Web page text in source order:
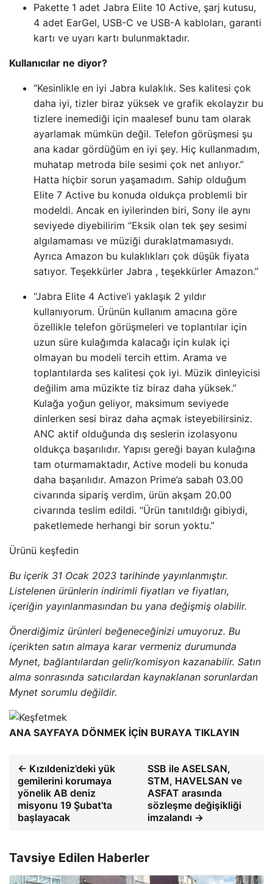
Pakette 1 adet Jabra Elite 10 Active, şarj kutusu,
4 adet EarGel, USB-C ve USB-A kabloları, garanti
kartı ve uyarı kartı bulunmaktadır.
Kullanıcılar ne diyor?
“Kesinlikle en iyi Jabra kulaklık. Ses kalitesi çok
daha iyi, tizler biraz yüksek ve grafik ekolayzır bu
tizlere inemediği için maalesef bunu tam olarak
ayarlamak mümkün değil. Telefon görüşmesi şu
ana kadar gördüğüm en iyi şey. Hiç kullanmadım,
muhatap metroda bile sesimi çok net anlıyor.”
Hatta hiçbir sorun yaşamadım. Sahip olduğum
Elite 7 Active bu konuda oldukça problemli bir
modeldi. Ancak en iyilerinden biri, Sony ile aynı
seviyede diyebilirim “Eksik olan tek şey sesimi
algılamaması ve müziği duraklatmamasıydı.
Ayrıca Amazon bu kulaklıkları çok düşük fiyata
satıyor. Teşekkürler Jabra , teşekkürler Amazon.”
“Jabra Elite 4 Active’i yaklaşık 2 yıldır
kullanıyorum. Ürünün kullanım amacına göre
özellikle telefon görüşmeleri ve toplantılar için
uzun süre kulağımda kalacağı için kulak içi
olmayan bu modeli tercih ettim. Arama ve
toplantılarda ses kalitesi çok iyi. Müzik dinleyicisi
değilim ama müzikte tiz biraz daha yüksek.”
Kulağa yoğun geliyor, maksimum seviyede
dinlerken sesi biraz daha açmak isteyebilirsiniz.
ANC aktif olduğunda dış seslerin izolasyonu
oldukça başarılıdır. Yapısı gereği bayan kulağına
tam oturmamaktadır, Active modeli bu konuda
daha başarılıdır. Amazon Prime’a sabah 03.00
civarında sipariş verdim, ürün akşam 20.00
civarında teslim edildi. “Ürün tanıtıldığı gibiydi,
paketlemede herhangi bir sorun yoktu.”
Ürünü keşfedin
Bu içerik 31 Ocak 2023 tarihinde yayınlanmıştır.
Listelenen ürünlerin indirimli fiyatları ve fiyatları,
içeriğin yayınlanmasından bu yana değişmiş olabilir.
Önerdiğimiz ürünleri beğeneceğinizi umuyoruz. Bu
içerikten satın almaya karar vermeniz durumunda
Mynet, bağlantılardan gelir/komisyon kazanabilir. Satın
alma sonrasında satıcılardan kaynaklanan sorunlardan
Mynet sorumlu değildir.
ANA SAYFAYA DÖNMEK İÇİN BURAYA TIKLAYIN
← Kızıldeniz’deki yük
gemilerini korumaya
yönelik AB deniz
misyonu 19 Şubat’ta
başlayacak
SSB ile ASELSAN,
STM, HAVELSAN ve
ASFAT arasında
sözleşme değişikliği
imzalandı →
Tavsiye Edilen Haberler